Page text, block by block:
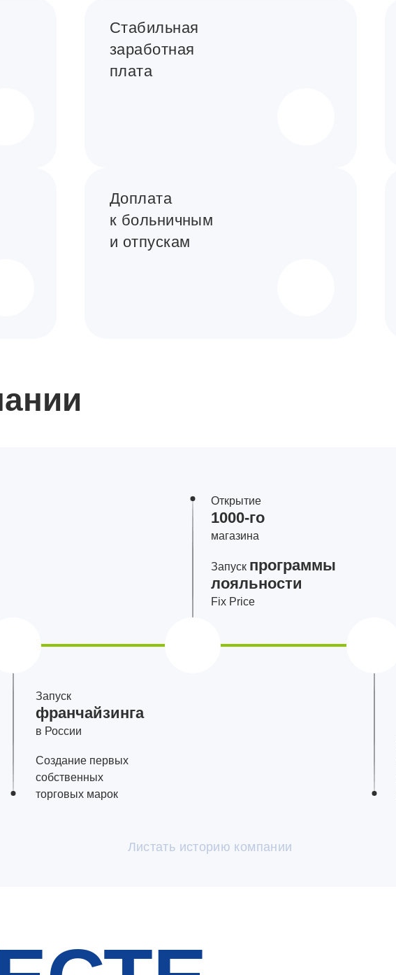
Стабильная
заработная
плата
Доплата
к больничным
и отпускам
Открытие
1000‑го
магазина
Запуск программы
лояльности
Fix Price
Запуск
франчайзинга
в России
Создание первых
собственных
торговых марок